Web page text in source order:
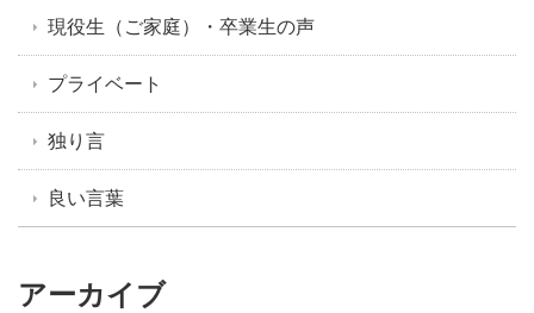
現役生（ご家庭）・卒業生の声
プライベート
独り言
良い言葉
アーカイブ